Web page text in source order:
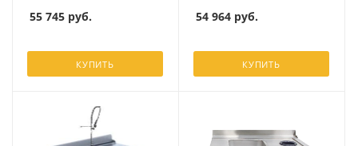
55 745 руб.
КУПИТЬ
54 964 руб.
КУПИТЬ